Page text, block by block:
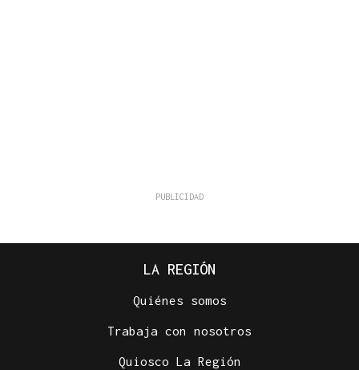
LA REGIÓN
Quiénes somos
Trabaja con nosotros
Quiosco La Región